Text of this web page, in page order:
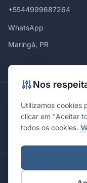
+5544999687264
WhatsApp
Maringá, PR
MaringáCuritibaSão
Florianópolis Brasília
© 2026 Integrare.
Nos
Utilizamos cookies
clicar em "Aceitar
todos os cookies.